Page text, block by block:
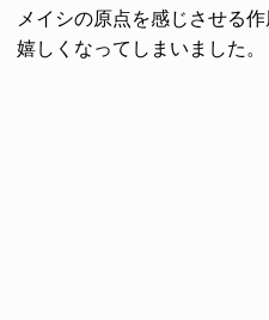
メイシの原点を感じさせる
嬉しくなってしまいました。